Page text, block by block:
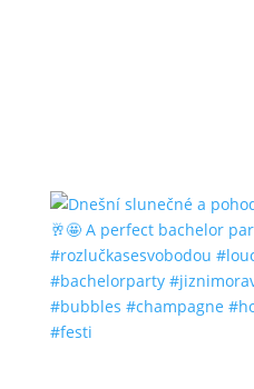
#bubbles #champagne
#festi